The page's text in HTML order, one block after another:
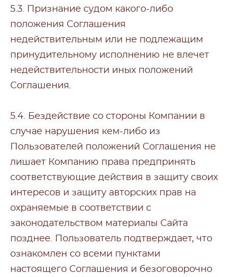
5.3. Признание судом какого-либо
положения Соглашения
недействительным или не подлежащим
принудительному исполнению не влечет
недействительности иных положений
Соглашения.
5.4. Бездействие со стороны Компании в
случае нарушения кем-либо из
Пользователей положений Соглашения не
лишает Компанию права предпринять
соответствующие действия в защиту своих
интересов и защиту авторских прав на
охраняемые в соответствии с
законодательством материалы Сайта
позднее. Пользователь подтверждает, что
ознакомлен со всеми пунктами
настоящего Соглашения и безоговорочно